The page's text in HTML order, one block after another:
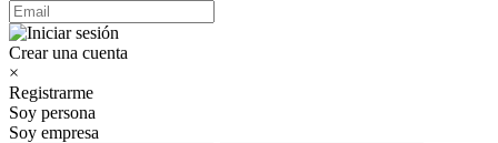
Crear una cuenta
×
Registrarme
Soy persona
Soy empresa